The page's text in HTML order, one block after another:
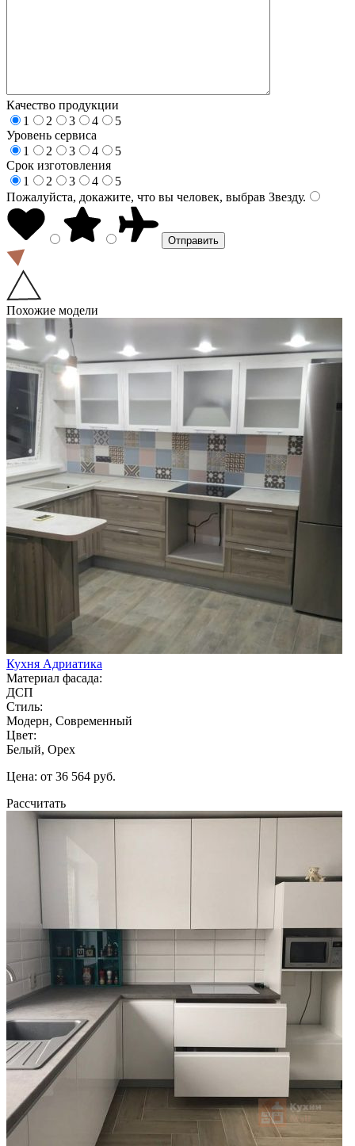
Качество продукции
1
2 3 4
5
Уровень сервиса
1
2 3 4
5
Срок изготовления
1
2 3 4
5
Пожалуйста, докажите, что вы человек, выбрав Звезду.
Похожие модели
Кухня Адриатика
Материал фасада:
ДСП
Стиль:
Модерн, Современный
Цвет:
Белый, Орех
Цена: от 36 564 руб.
Рассчитать